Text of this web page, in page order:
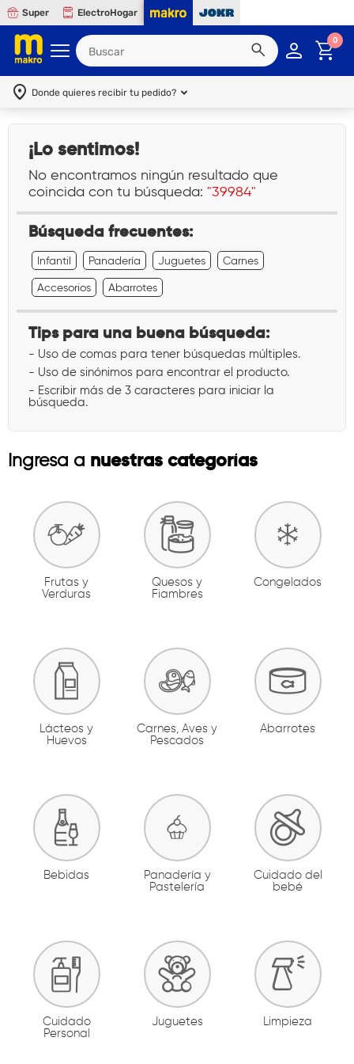
Super ElectroHogar
0
Donde quieres recibir tu pedido?
¡Lo sentimos!
No encontramos ningún resultado que
coincida con tu búsqueda: "39984"
Búsqueda frecuentes:
Infantil Panadería Juguetes Carnes
Accesorios Abarrotes
Tips para una buena búsqueda:
- Uso de comas para tener búsquedas múltiples.
- Uso de sinónimos para encontrar el producto.
- Escribir más de 3 caracteres para iniciar la
búsqueda.
Ingresa a nuestras categorías
Frutas y
Verduras
Quesos y
Fiambres
Congelados
Lácteos y
Huevos
Carnes, Aves y
Pescados
Abarrotes
Bebidas
Panadería y
Pastelería
Cuidado del
bebé
Cuidado
Personal
Juguetes Limpieza